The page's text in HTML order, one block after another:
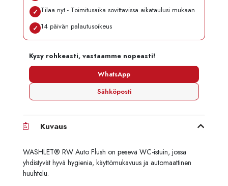
✓ Tilaa nyt - Toimitusaika sovittavissa aikataulusi mukaan
✓ 14 päivän palautusoikeus
Kysy rohkeasti, vastaamme nopeasti!
WhatsApp
Sähköposti
Kuvaus
WASHLET® RW Auto Flush on pesevä WC-istuin, jossa
yhdistyvät hyvä hygienia, käyttömukavuus ja automaattinen
huuhtelu.